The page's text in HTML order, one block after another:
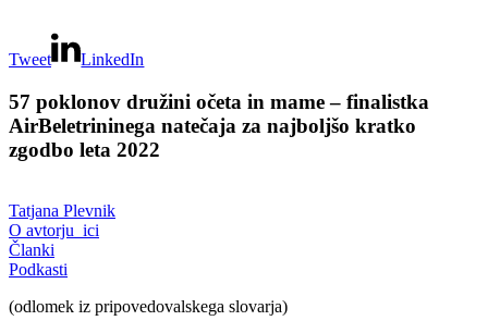
Tweet LinkedIn
57 poklonov družini očeta in mame – finalistka
AirBeletrininega natečaja za najboljšo kratko
zgodbo leta 2022
Tatjana Plevnik
O avtorju_ici
Članki
Podkasti
(odlomek iz pripovedovalskega slovarja)